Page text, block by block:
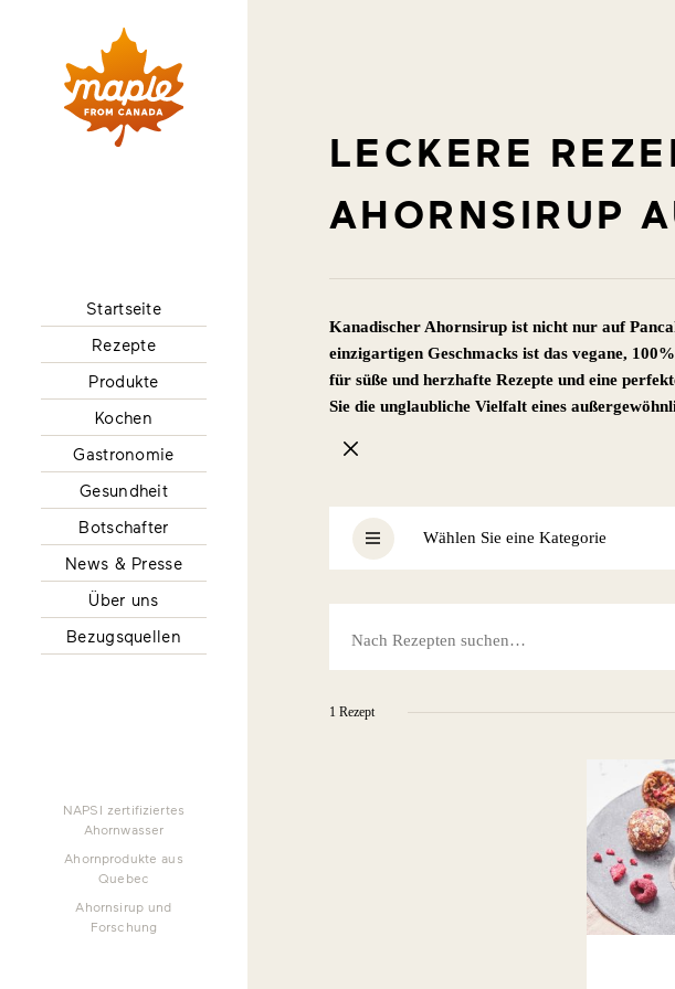
Startseite
Rezepte
Produkte
Kochen
Gastronomie
Gesundheit
Botschafter
News & Presse
Über uns
Bezugsquellen
NAPSI zertifiziertes
Ahornwasser
Ahornprodukte aus
Quebec
Ahornsirup und
Forschung
LECKERE
AHORNSIRUP
Kanadischer Ahornsirup ist nicht nur auf
einzigartigen Geschmacks ist das vegane,
für süße und herzhafte Rezepte und eine
Sie die unglaubliche Vielfalt eines
Wählen Sie eine Kategorie
1 Rezept